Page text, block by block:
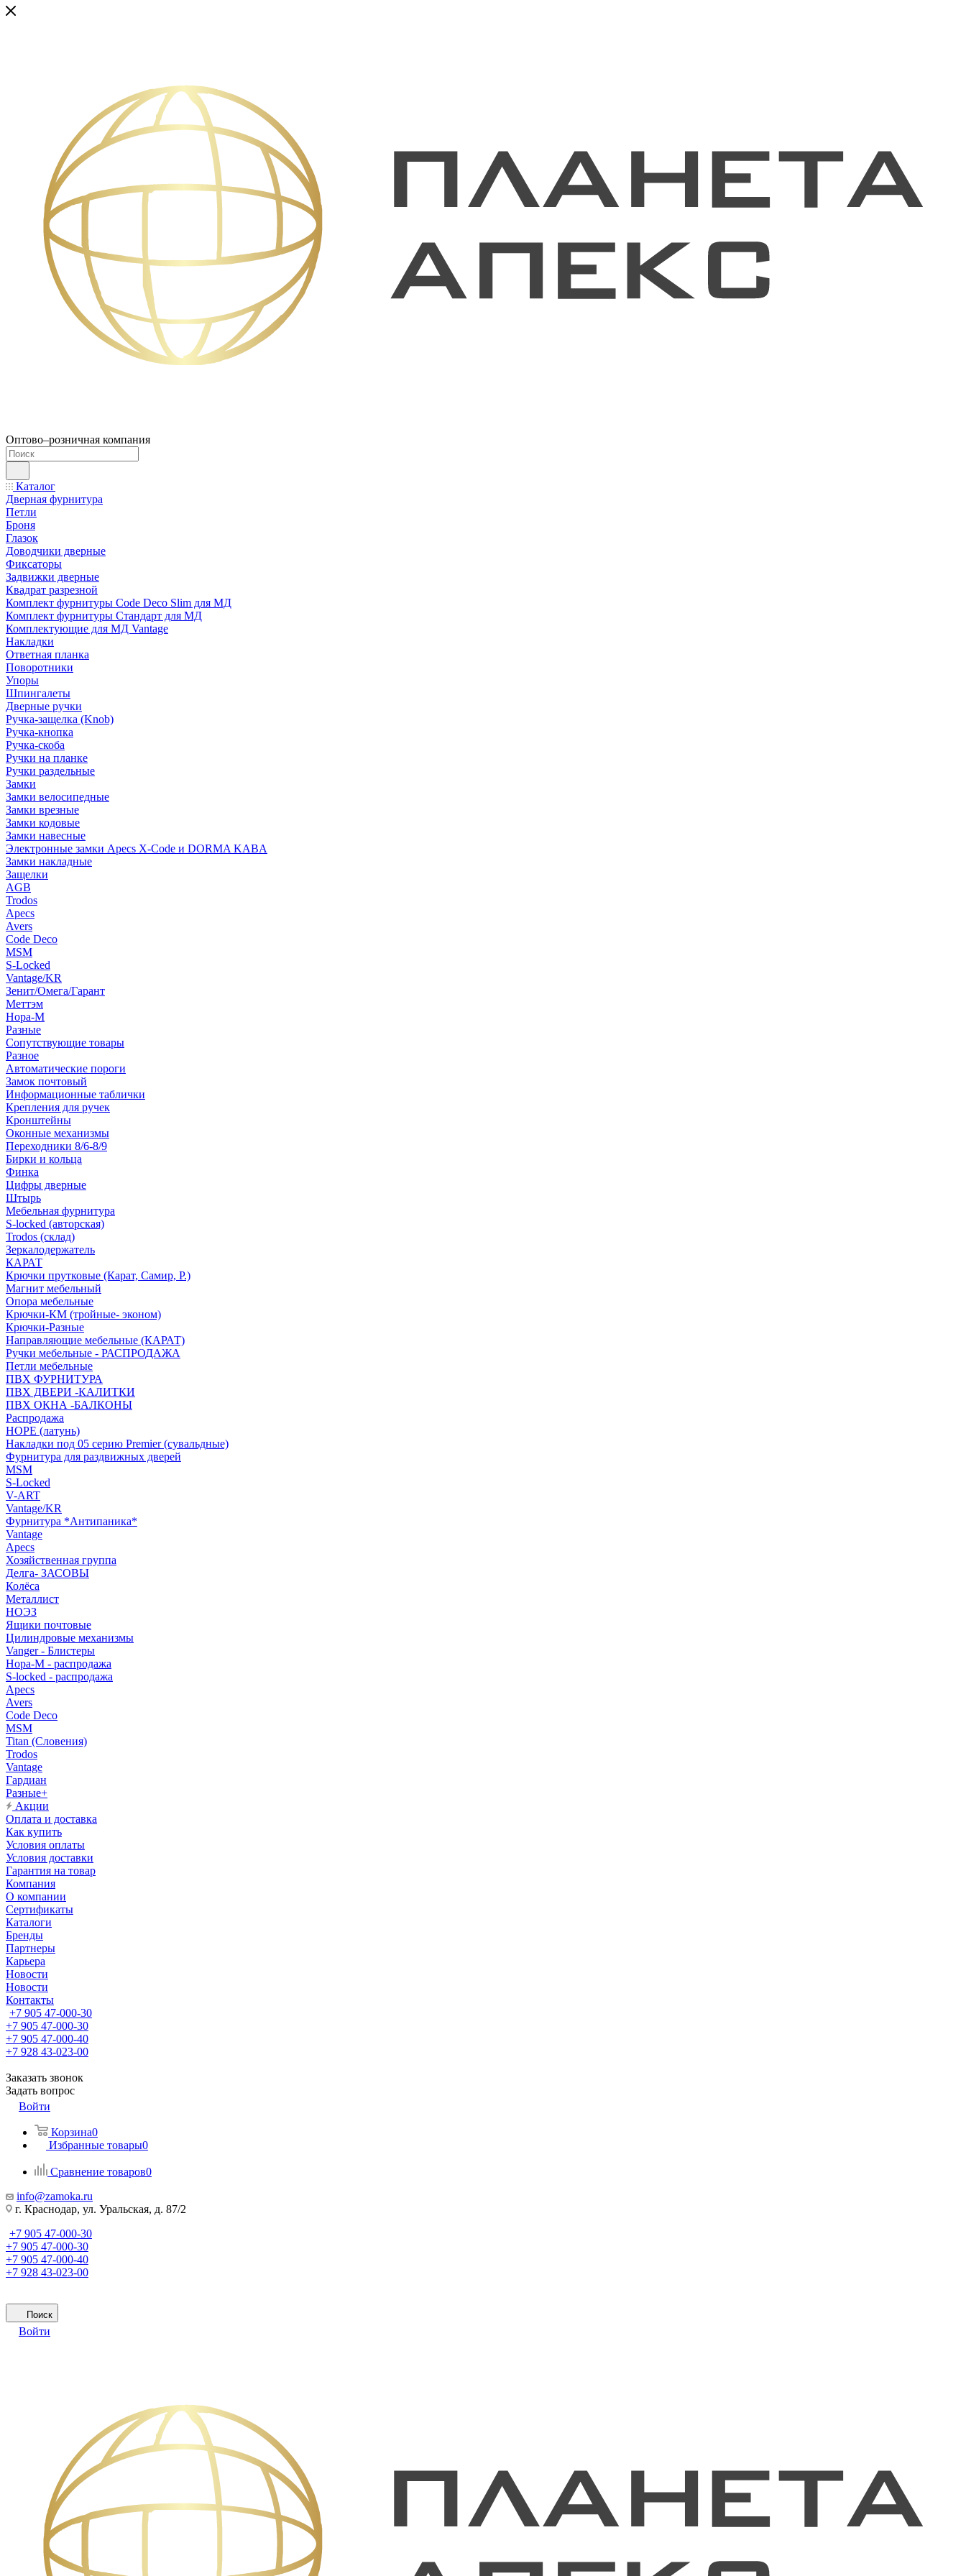
Оптово–розничная компания
Каталог
Дверная фурнитура
Петли
Броня
Глазок
Доводчики дверные
Фиксаторы
Задвижки дверные
Квадрат разрезной
Комплект фурнитуры Code Deco Slim для МД
Комплект фурнитуры Стандарт для МД
Комплектующие для МД Vantage
Накладки
Ответная планка
Поворотники
Упоры
Шпингалеты
Дверные ручки
Ручка-защелка (Knob)
Ручка-кнопка
Ручка-скоба
Ручки на планке
Ручки раздельные
Замки
Замки велосипедные
Замки врезные
Замки кодовые
Замки навесные
Электронные замки Apecs X-Code и DORMA KABA
Замки накладные
Защелки
AGB
Trodos
Apecs
Avers
Code Deco
MSM
S-Locked
Vantage/KR
Зенит/Омега/Гарант
Меттэм
Нора-М
Разные
Сопутствующие товары
Разное
Автоматические пороги
Замок почтовый
Информационные таблички
Крепления для ручек
Кронштейны
Оконные механизмы
Переходники 8/6-8/9
Бирки и кольца
Финка
Цифры дверные
Штырь
Мебельная фурнитура
S-locked (авторская)
Trodos (склад)
Зеркалодержатель
КАРАТ
Крючки прутковые (Карат, Самир, Р.)
Магнит мебельный
Опора мебельные
Крючки-КМ (тройные- эконом)
Крючки-Разные
Направляющие мебельные (КАРАТ)
Ручки мебельные - РАСПРОДАЖА
Петли мебельные
ПВХ ФУРНИТУРА
ПВХ ДВЕРИ -КАЛИТКИ
ПВХ ОКНА -БАЛКОНЫ
Распродажа
HOPE (латунь)
Накладки под 05 серию Premier (сувальдные)
Фурнитура для раздвижных дверей
MSM
S-Locked
V-ART
Vantage/KR
Фурнитура *Антипаника*
Vantage
Apecs
Хозяйственная группа
Делга- ЗАСОВЫ
Колёса
Металлист
НОЭЗ
Ящики почтовые
Цилиндровые механизмы
Vanger - Блистеры
Нора-М - распродажа
S-locked - распродажа
Apecs
Avers
Code Deco
MSM
Titan (Словения)
Trodos
Vantage
Гардиан
Разные+
Акции
Оплата и доставка
Как купить
Условия оплаты
Условия доставки
Гарантия на товар
Компания
О компании
Сертификаты
Каталоги
Бренды
Партнеры
Карьера
Новости
Новости
Контакты
+7 905 47-000-30
+7 905 47-000-30
+7 905 47-000-40
+7 928 43-023-00
Заказать звонок
Задать вопрос
Войти
Корзина0
Избранные товары0
Сравнение товаров0
info@zamoka.ru
г. Краснодар, ул. Уральская, д. 87/2
+7 905 47-000-30
+7 905 47-000-30
+7 905 47-000-40
+7 928 43-023-00
Поиск
Войти